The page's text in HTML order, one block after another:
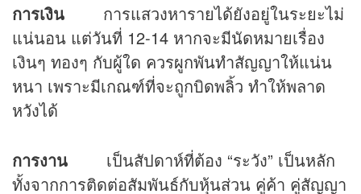
การเงิน การแสวงหารายได้ยังอยู่ในระยะไม่
แน่นอน แต่วันที่ 12-14 หากจะมีนัดหมายเรื่อง
เงินๆ ทองๆ กับผู้ใด ควรผูกพันทำสัญญาให้แน่น
หนา เพราะมีเกณฑ์ที่จะถูกบิดพลิ้ว ทำให้พลาด
หวังได้
การงาน เป็นสัปดาห์ที่ต้อง “ระวัง” เป็นหลัก
ทั้งจากการติดต่อสัมพันธ์กับหุ้นส่วน คู่ค้า คู่สัญญา